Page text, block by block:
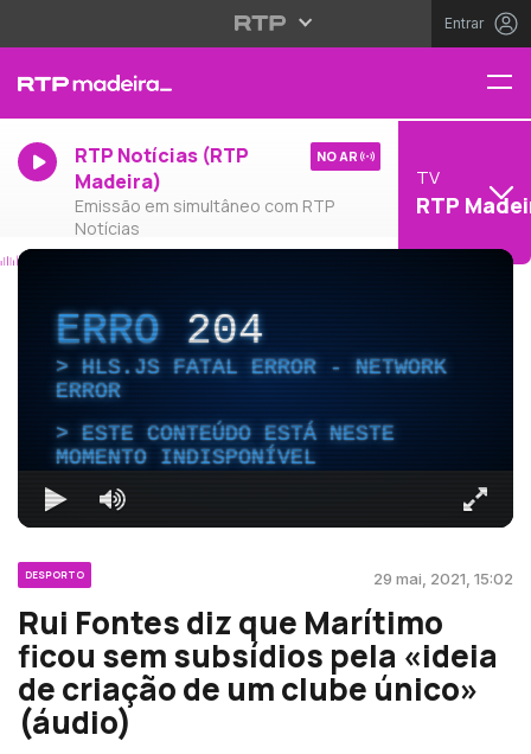
Entrar
RTP Notícias (RTP
Madeira)
Emissão em simultâneo com RTP
Notícias
NO AR
TV
RTP
ERRO204
HLS.JS FATAL ERROR - NETWORK
ERROR
ESTE CONTEÚDO ESTÁ NESTE
MOMENTO INDISPONÍVEL
DESPORTO 29 mai, 2021, 15:02
Rui Fontes diz que Marítimo
ficou sem subsídios pela «ideia
de criação de um clube único»
(áudio)